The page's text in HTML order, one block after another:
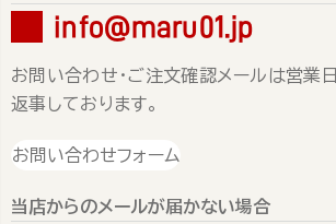
info@maru01.jp
お問い合わせ・ご注文確認メールは営業
返事しております。
お問い合わせフォーム
当店からのメールが届かない場合